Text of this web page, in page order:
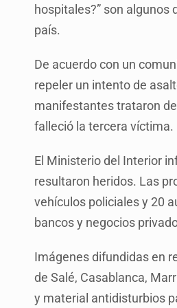
hospitales?” son
país.
De acuerdo con un
repeler un intento de
manifestantes trataron
falleció la tercera víctima.
El Ministerio del Interior
resultaron heridos. Las
vehículos policiales y 20
bancos y negocios
Imágenes difundidas en
de Salé, Casablanca,
y material antidisturbios